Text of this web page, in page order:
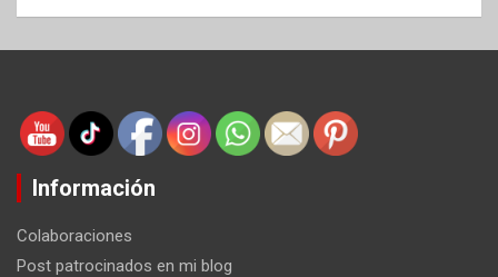
Información
Colaboraciones
Post patrocinados en mi blog